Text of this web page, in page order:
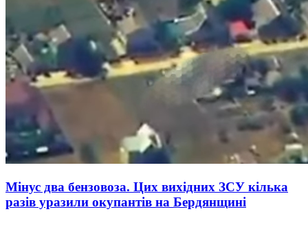
Мінус два бензовоза. Цих вихідних ЗСУ кілька
разів уразили окупантів на Бердянщині